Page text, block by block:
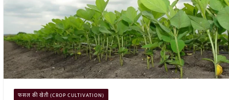
फसल की खेती (CROP CULTIVATION)